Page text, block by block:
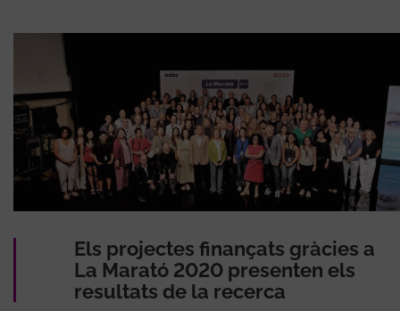
Els projectes finançats gràcies a
La Marató 2020 presenten els
resultats de la recerca